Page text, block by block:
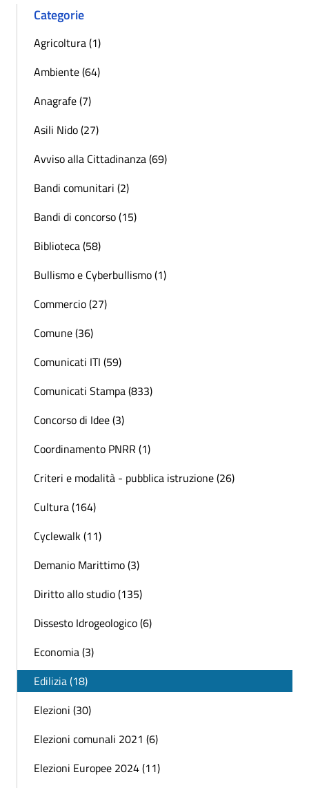
Categorie
Agricoltura (1)
Ambiente (64)
Anagrafe (7)
Asili Nido (27)
Avviso alla Cittadinanza (69)
Bandi comunitari (2)
Bandi di concorso (15)
Biblioteca (58)
Bullismo e Cyberbullismo (1)
Commercio (27)
Comune (36)
Comunicati ITI (59)
Comunicati Stampa (833)
Concorso di Idee (3)
Coordinamento PNRR (1)
Criteri e modalità - pubblica istruzione (26)
Cultura (164)
Cyclewalk (11)
Demanio Marittimo (3)
Diritto allo studio (135)
Dissesto Idrogeologico (6)
Economia (3)
Edilizia (18)
Elezioni (30)
Elezioni comunali 2021 (6)
Elezioni Europee 2024 (11)